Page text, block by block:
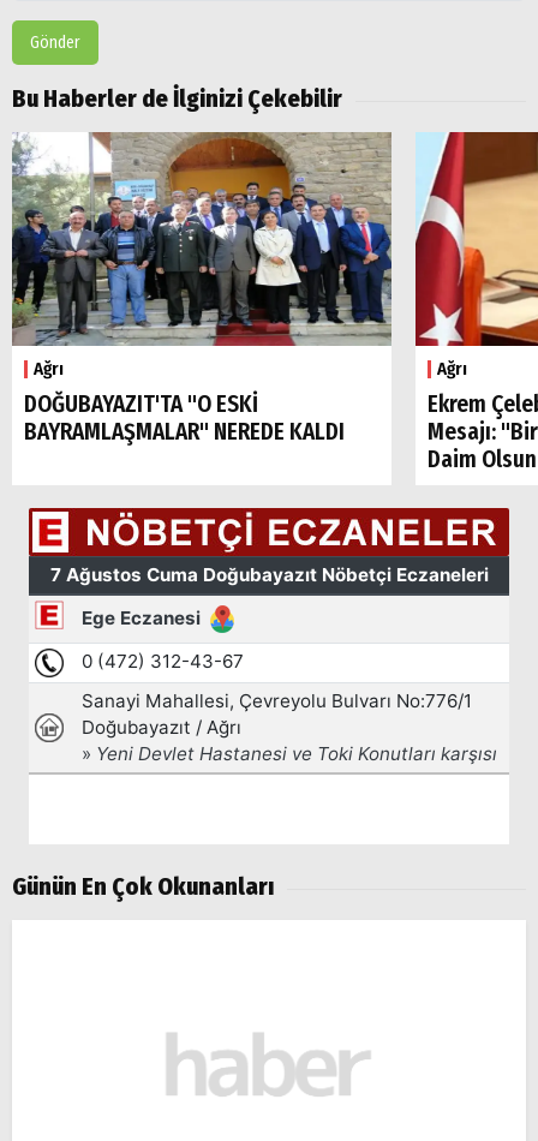
Gönder
Bu Haberler de İlginizi Çekebilir
Ağrı
DOĞUBAYAZIT'TA "O ESKİ
BAYRAMLAŞMALAR" NEREDE KALDI
Ağrı
Ekrem
Mesajı:
Daim
Günün En Çok Okunanları
Popüler
Aramalar:
Doğubayazıt